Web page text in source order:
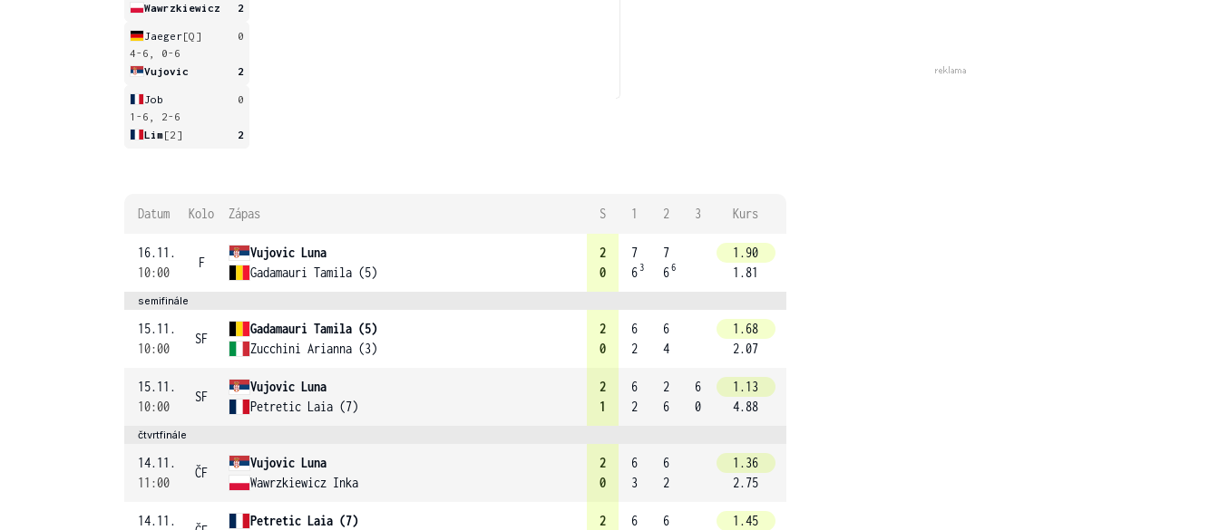
Wawrzkiewicz
2
Jaeger[Q]
0
4-6, 0-6
Vujovic
2
Job
0
1-6, 2-6
Lim[2] 2
Datum Kolo Zápas S 1 2 3 Kurs
16.11.
10:00
F
Vujovic Luna
Gadamauri Tamila (5)
2
0
7
6 3
7
66
1.90
1.81
semifinále
15.11.
10:00
SF
Gadamauri Tamila (5)
Zucchini Arianna (3)
2
0
6
2
6
4
1.68
2.07
15.11.
10:00
SF
Vujovic Luna
Petretic Laia (7)
2
1
6
2
2
6
6
0
1.13
4.88
čtvrtfinále
14.11.
11:00
ČF
Vujovic Luna
Wawrzkiewicz Inka
2
0
6
3
6
2
1.36
2.75
14.11.
Petretic Laia (7)
2
6
6
1.45